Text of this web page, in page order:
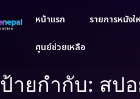
หน้าแรก รายการหนังใ
ศูนย์ช่วยเหลือ
ป้ายกำกับ: สป